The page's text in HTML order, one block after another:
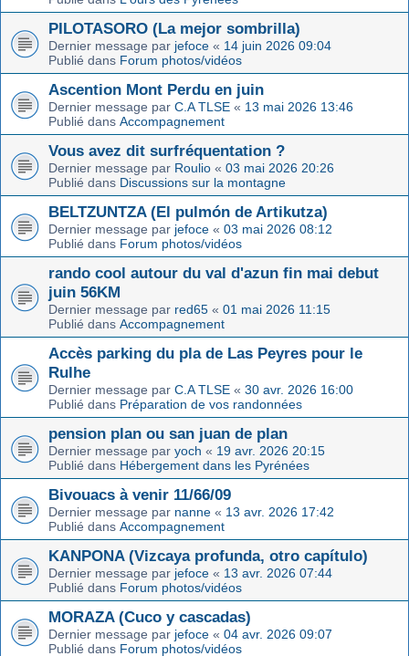
PILOTASORO (La mejor sombrilla)
Dernier message par jefoce « 14 juin 2026 09:04
Publié dans Forum photos/vidéos
Ascention Mont Perdu en juin
Dernier message par C.A TLSE « 13 mai 2026 13:46
Publié dans Accompagnement
Vous avez dit surfréquentation ?
Dernier message par Roulio « 03 mai 2026 20:26
Publié dans Discussions sur la montagne
BELTZUNTZA (El pulmón de Artikutza)
Dernier message par jefoce « 03 mai 2026 08:12
Publié dans Forum photos/vidéos
rando cool autour du val d'azun fin mai debut
juin 56KM
Dernier message par red65 « 01 mai 2026 11:15
Publié dans Accompagnement
Accès parking du pla de Las Peyres pour le
Rulhe
Dernier message par C.A TLSE « 30 avr. 2026 16:00
Publié dans Préparation de vos randonnées
pension plan ou san juan de plan
Dernier message par yoch « 19 avr. 2026 20:15
Publié dans Hébergement dans les Pyrénées
Bivouacs à venir 11/66/09
Dernier message par nanne « 13 avr. 2026 17:42
Publié dans Accompagnement
KANPONA (Vizcaya profunda, otro capítulo)
Dernier message par jefoce « 13 avr. 2026 07:44
Publié dans Forum photos/vidéos
MORAZA (Cuco y cascadas)
Dernier message par jefoce « 04 avr. 2026 09:07
Publié dans Forum photos/vidéos